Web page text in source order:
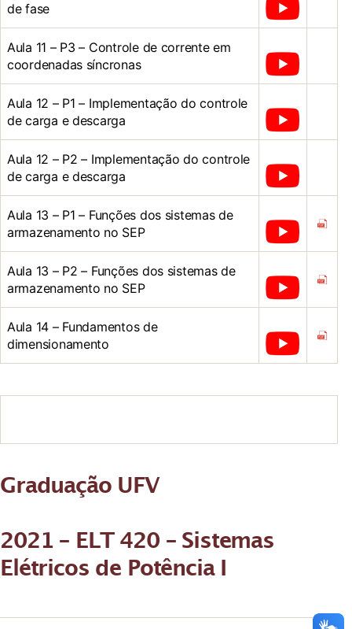
de fase
Aula 11 – P3 – Controle de corrente em
coordenadas síncronas
Aula 12 – P1 – Implementação do controle
de carga e descarga
Aula 12 – P2 – Implementação do controle
de carga e descarga
Aula 13 – P1 – Funções dos sistemas de
armazenamento no SEP
Aula 13 – P2 – Funções dos sistemas de
armazenamento no SEP
Aula 14 – Fundamentos de
dimensionamento
Graduação UFV
2021 – ELT 420 – Sistemas
Elétricos de Potência I